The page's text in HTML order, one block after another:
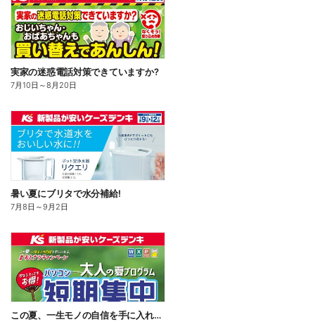
実家の迷惑電話対策できていますか?
7月10日 ～8月20日
暑い夏にブリタで水分補給!
7月8日 ～9月2日
この夏、一生モノの自信を手に入れる。#おとナツキャンペーン